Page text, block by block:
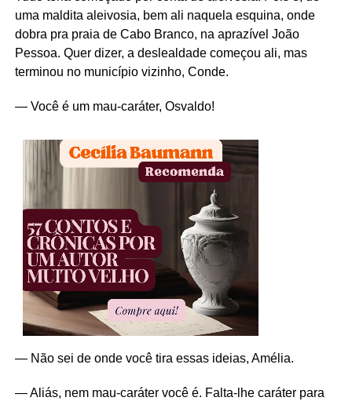
uma maldita aleivosia, bem ali naquela esquina, onde
dobra pra praia de Cabo Branco, na aprazível João
Pessoa. Quer dizer, a deslealdade começou ali, mas
terminou no município vizinho, Conde.
— Você é um mau-caráter, Osvaldo!
— Não sei de onde você tira essas ideias, Amélia.
— Aliás, nem mau-caráter você é. Falta-lhe caráter para